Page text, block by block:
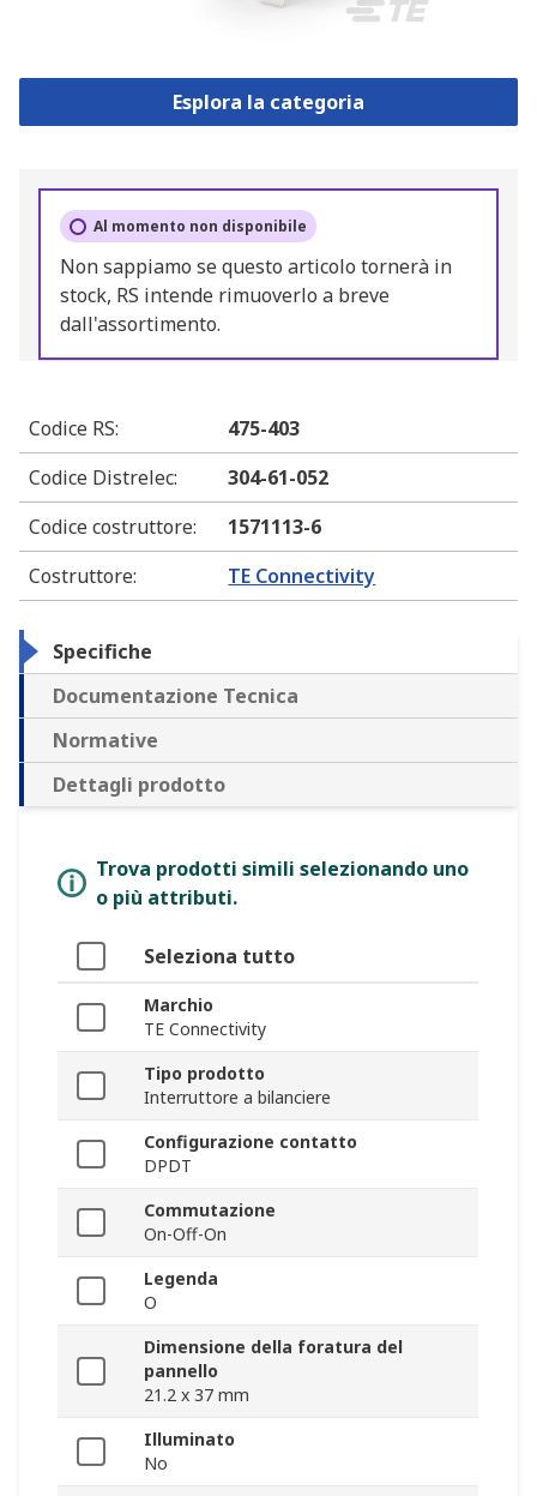
Esplora la categoria
Al momento non disponibile
Non sappiamo se questo articolo tornerà in
stock, RS intende rimuoverlo a breve
dall'assortimento.
Codice RS:
475-403
Codice Distrelec:
304-61-052
Codice costruttore:
1571113-6
Costruttore: TE Connectivity
Specifiche
Documentazione Tecnica
Normative
Dettagli prodotto
Trova prodotti simili selezionando uno
o più attributi.
Seleziona tutto
Marchio
TE Connectivity
Tipo prodotto
Interruttore a bilanciere
Configurazione contatto
DPDT
Commutazione
On-Off-On
Legenda
O
Dimensione della foratura del
pannello
21.2 x 37 mm
Illuminato
No